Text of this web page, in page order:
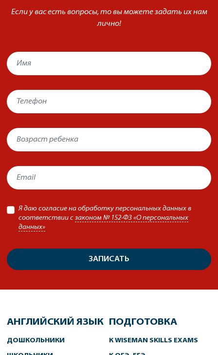
Если у вас есть вопросы, то вы можете задать их нам
лично!
Я даю согласие на обработку персональных данных в
соответствии с законом № 152-ФЗ «О персональных
данных»
ЗАПИСАТЬ
АНГЛИЙСКИЙ ЯЗЫК
ДОШКОЛЬНИКИ
ПОДГОТОВКА
К WISEMAN SKILLS EXAMS